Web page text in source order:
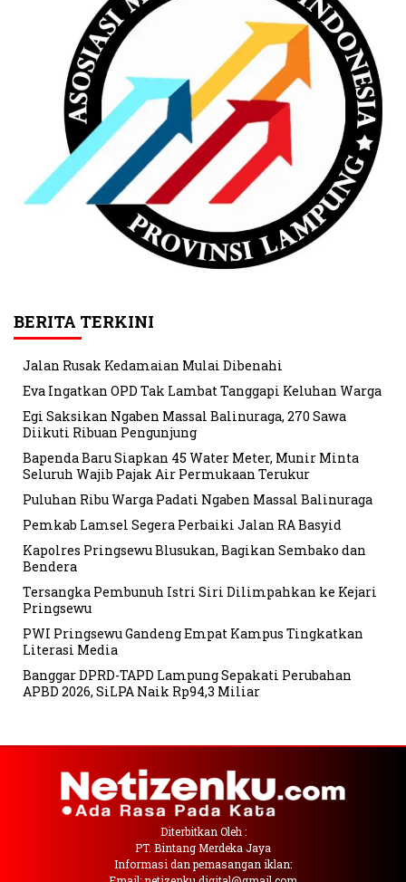
BERITA TERKINI
Jalan Rusak Kedamaian Mulai Dibenahi
Eva Ingatkan OPD Tak Lambat Tanggapi Keluhan Warga
Egi Saksikan Ngaben Massal Balinuraga, 270 Sawa
Diikuti Ribuan Pengunjung
Bapenda Baru Siapkan 45 Water Meter, Munir Minta
Seluruh Wajib Pajak Air Permukaan Terukur
Puluhan Ribu Warga Padati Ngaben Massal Balinuraga
Pemkab Lamsel Segera Perbaiki Jalan RA Basyid
Kapolres Pringsewu Blusukan, Bagikan Sembako dan
Bendera
Tersangka Pembunuh Istri Siri Dilimpahkan ke Kejari
Pringsewu
PWI Pringsewu Gandeng Empat Kampus Tingkatkan
Literasi Media
Banggar DPRD-TAPD Lampung Sepakati Perubahan
APBD 2026, SiLPA Naik Rp94,3 Miliar
Diterbitkan Oleh :
PT. Bintang Merdeka Jaya
Informasi dan pemasangan iklan: